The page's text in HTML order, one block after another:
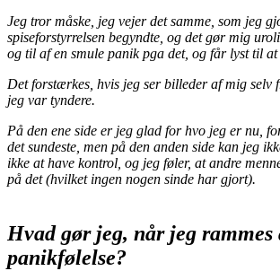
Jeg tror måske, jeg vejer det samme, som jeg
spiseforstyrrelsen begyndte, og det gør mig
og til af en smule panik pga det, og får lyst til at
Det forstærkes, hvis jeg ser billeder af mig selv
jeg var tyndere.
På den ene side er jeg glad for hvo jeg er nu,
det sundeste, men på den anden side kan jeg
ikke at have kontrol, og jeg føler, at andre
på det (hvilket ingen nogen sinde har gjort).
Hvad gør jeg, når jeg rammes
panikfølelse?